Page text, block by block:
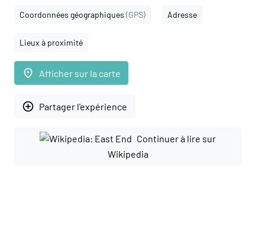
Coordonnées géographiques (GPS) Adresse
Lieux à proximité
place Afficher sur la carte
add_circle_outline Partager l'expérience
Continuer à lire sur
Wikipedia